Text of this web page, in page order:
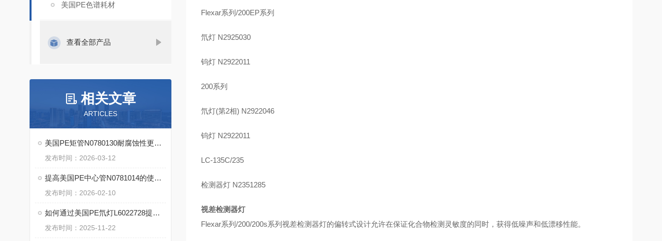
美国PE色谱耗材
查看全部产品
相关文章
ARTICLES
美国PE矩管N0780130耐腐蚀性更强，使用寿命更长
发布时间：2026-03-12
提高美国PE中心管N0781014的使用寿命的维护与保养建议
发布时间：2026-02-10
如何通过美国PE氘灯L6022728提高实验室分析精度？
发布时间：2025-11-22
Flexar系列 /200EP系列
氘灯N2925030
钨灯N2922011
200系列
氘灯(第2相) N2922046
钨灯N2922011
LC-135C/235
检测器灯N2351285
视差检测器灯
Flexar系列 /200/200s系列视差检测器灯的偏转式设计允许在保证化合物检测灵敏度的同时，获得低噪声和低漂移性能。